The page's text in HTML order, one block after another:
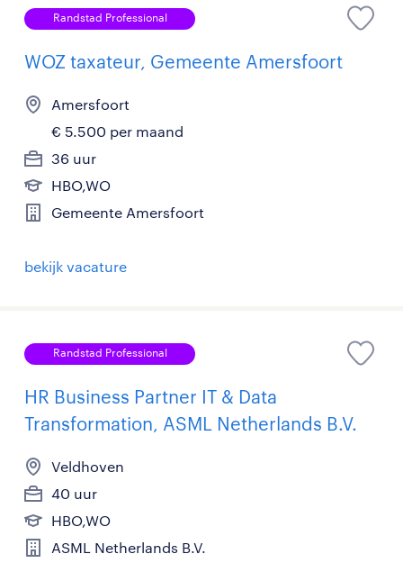
Randstad Professional
WOZ taxateur, Gemeente Amersfoort
Amersfoort
€ 5.500 per maand
36 uur
HBO,WO
Gemeente Amersfoort
bekijk vacature
Randstad Professional
HR Business Partner IT & Data
Transformation, ASML Netherlands B.V.
Veldhoven
40 uur
HBO,WO
ASML Netherlands B.V.